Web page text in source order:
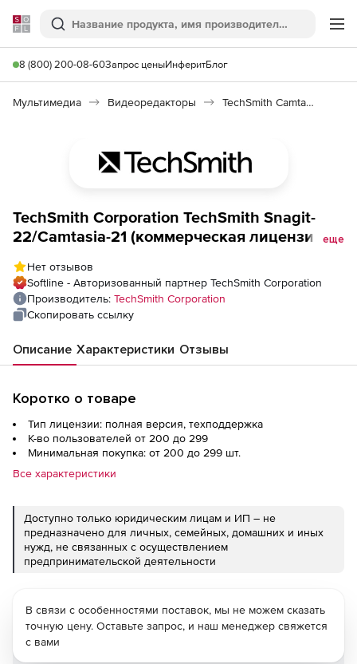
Softline
Поиск
8 (800) 200-08-60Запрос ценыИнферитБлог
Мультимедиа Видеоредакторы TechSmith Camtasia/Snagit Bundle
TechSmith Corporation TechSmith Snagit-
22/Camtasia-21 (коммерческая лицензия с
пользователей
еще
Нет отзывов
Softline - Авторизованный партнер TechSmith Corporation
Производитель: TechSmith Corporation
Скопировать ссылку
Описание Характеристики Отзывы
Коротко о товаре
Тип лицензии: полная версия, техподдержка
К-во пользователей от 200 до 299
Минимальная покупка: от 200 до 299 шт.
Все характеристики
Доступно только юридическим лицам и ИП – не
предназначено для личных, семейных, домашних и иных
нужд, не связанных с осуществлением
предпринимательской деятельности
В связи с особенностями поставок, мы не можем сказать
точную цену. Оставьте запрос, и наш менеджер свяжется
с вами